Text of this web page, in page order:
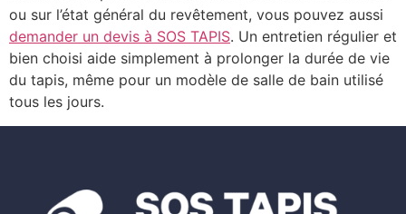
ou sur l’état général du revêtement, vous pouvez aussi
demander un devis à SOS TAPIS. Un entretien régulier et
bien choisi aide simplement à prolonger la durée de vie
du tapis, même pour un modèle de salle de bain utilisé
tous les jours.